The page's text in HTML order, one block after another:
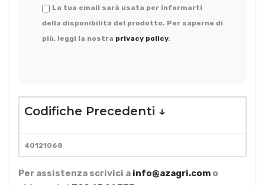
La tua email sarà usata per informarti
della disponibilità del prodotto. Per saperne di
più, leggi la nostra privacy policy.
Codifiche Precedenti ↓
40121068
Per assistenza scrivici a info@azagri.com o